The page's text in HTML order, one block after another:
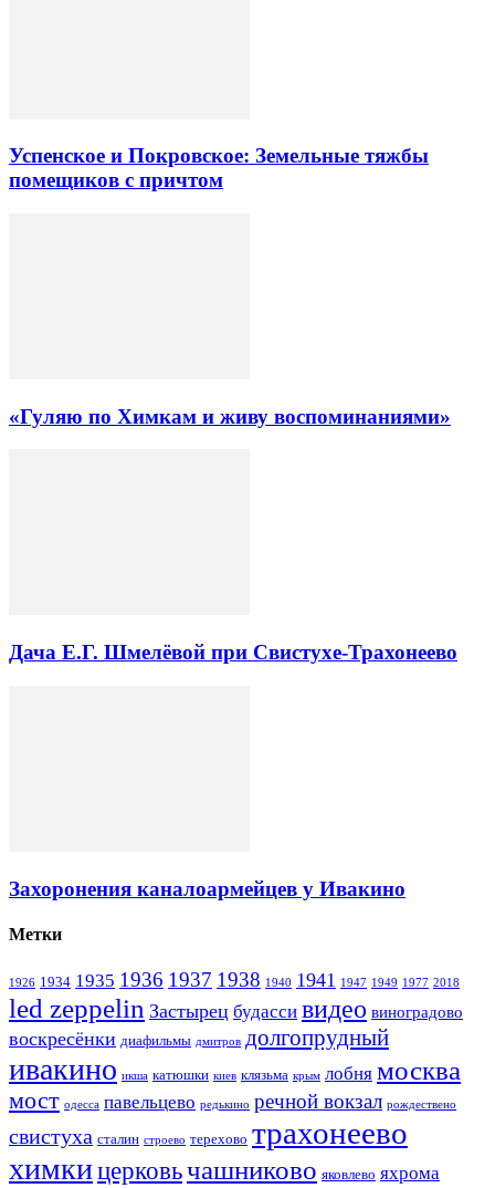
Успенское и Покровское: Земельные тяжбы
помещиков с причтом
«Гуляю по Химкам и живу воспоминаниями»
Дача Е.Г. Шмелёвой при Свистухе-Трахонеево
Захоронения каналоармейцев у Ивакино
Метки
1926 1934 1935 1936 1937 1938 1940 1941 1947 1949 1977 2018
led zeppelin Застырец будасси видео виноградово
воскресёнки диафильмы дмитров долгопрудный
ивакино икша катюшки киев клязьма крым лобня москва
мост одесса павельцево редькино речной вокзал рождествено
свистуха сталин строево терехово трахонеево
химкицерковьчашниково яковлево яхрома